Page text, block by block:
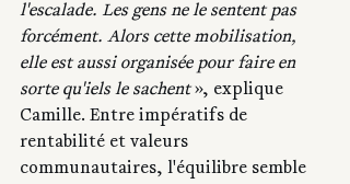
l'escalade. Les gens ne le sentent pas
forcément. Alors cette mobilisation,
elle est aussi organisée pour faire en
sorte qu'iels le sachent », explique
Camille. Entre impératifs de
rentabilité et valeurs
communautaires, l'équilibre semble